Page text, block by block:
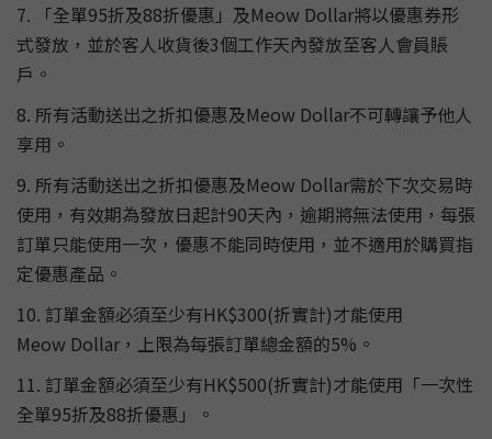
7. 「全單95折及88折優惠」及Meow Dollar將以優惠券形
式發放，並於客人收貨後3個工作天內發放至客人會員賬
戶。
8. 所有活動送出之折扣優惠及Meow Dollar不可轉讓予他人
享用。
9. 所有活動送出之折扣優惠及Meow Dollar需於下次交易時
使用，有效期為發放日起計90天內，逾期將無法使用，每張
訂單只能使用一次，優惠不能同時使用，並不適用於購買指
定優惠產品。
10. 訂單金額必須至少有HK$300(折實計)才能使用
Meow Dollar，上限為每張訂單總金額的5%。
11. 訂單金額必須至少有HK$500(折實計)才能使用「一次性
全單95折及88折優惠」。